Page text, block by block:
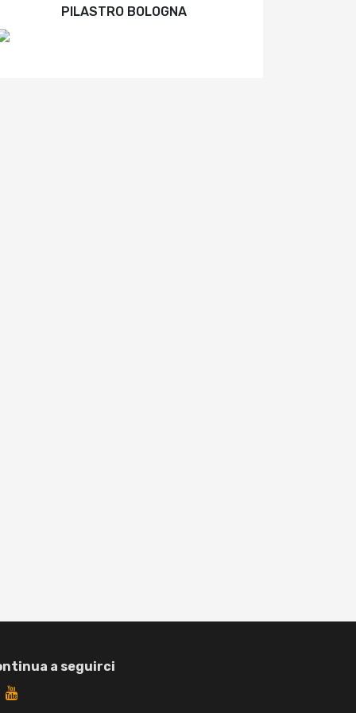
PILASTRO BOLOGNA
a seguirci